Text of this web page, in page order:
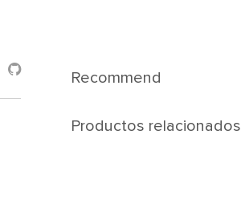

Recommend
Productos relacionados